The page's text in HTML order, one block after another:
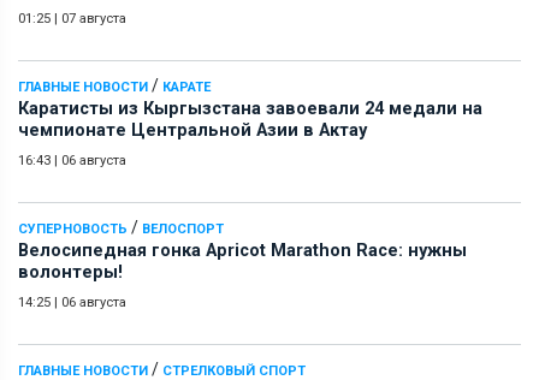
01:25 | 07 августа
ГЛАВНЫЕ НОВОСТИ / КАРАТЕ
Каратисты из Кыргызстана завоевали 24 медали на
чемпионате Центральной Азии в Актау
16:43 | 06 августа
СУПЕРНОВОСТЬ / ВЕЛОСПОРТ
Велосипедная гонка Apricot Marathon Race: нужны
волонтеры!
14:25 | 06 августа
ГЛАВНЫЕ НОВОСТИ / СТРЕЛКОВЫЙ СПОРТ